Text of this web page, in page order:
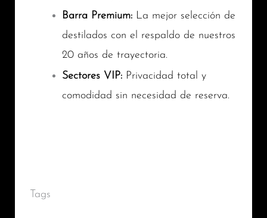
Barra Premium: La mejor selección de
destilados con el respaldo de nuestros
20 años de trayectoria.
Sectores VIP:Privacidad total y
comodidad sin necesidad de reserva.
Tags